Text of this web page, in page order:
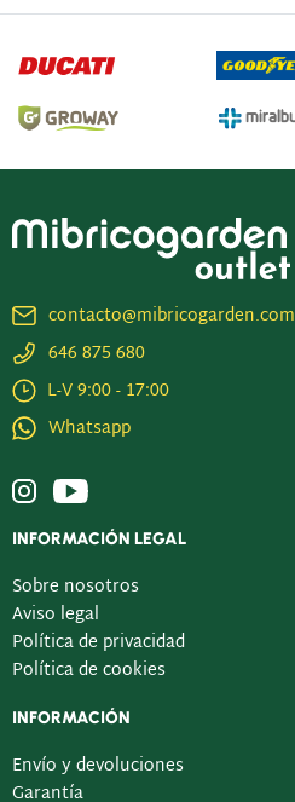
contacto@mibricogarden.com
646 875 680
L-V 9:00 - 17:00
Whatsapp
INFORMACIÓN LEGAL
Sobre nosotros
Aviso legal
Política de privacidad
Política de cookies
INFORMACIÓN
Envío y devoluciones
Garantía